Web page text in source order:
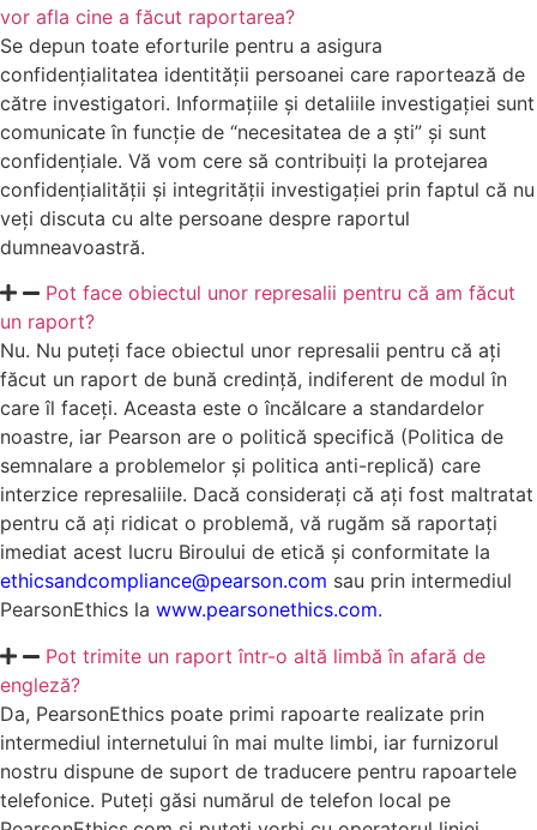
vor afla cine a făcut raportarea?
Se depun toate eforturile pentru a asigura
confidențialitatea identității persoanei care raportează de
către investigatori. Informațiile și detaliile investigației sunt
comunicate în funcție de “necesitatea de a ști” și sunt
confidențiale. Vă vom cere să contribuiți la protejarea
confidențialității și integrității investigației prin faptul că nu
veți discuta cu alte persoane despre raportul
dumneavoastră.
Pot face obiectul unor represalii pentru că am făcut
un raport?
Nu. Nu puteți face obiectul unor represalii pentru că ați
făcut un raport de bună credință, indiferent de modul în
care îl faceți. Aceasta este o încălcare a standardelor
noastre, iar Pearson are o politică specifică (Politica de
semnalare a problemelor și politica anti-replică) care
interzice represaliile. Dacă considerați că ați fost maltratat
pentru că ați ridicat o problemă, vă rugăm să raportați
imediat acest lucru Biroului de etică și conformitate la
ethicsandcompliance@pearson.com sau prin intermediul
PearsonEthics la www.pearsonethics.com.
Pot trimite un raport într-o altă limbă în afară de
engleză?
Da, PearsonEthics poate primi rapoarte realizate prin
intermediul internetului în mai multe limbi, iar furnizorul
nostru dispune de suport de traducere pentru rapoartele
telefonice. Puteți găsi numărul de telefon local pe